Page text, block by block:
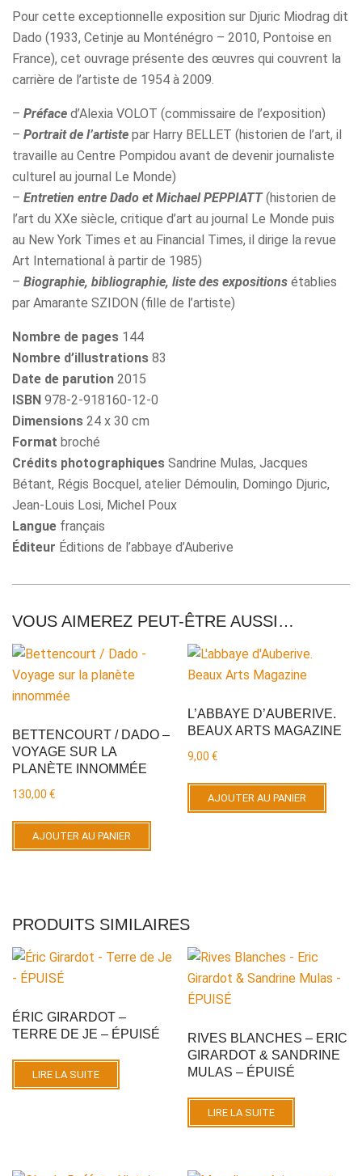
Pour cette exceptionnelle exposition sur Djuric Miodrag dit
Dado (1933, Cetinje au Monténégro – 2010, Pontoise en
France), cet ouvrage présente des œuvres qui couvrent la
carrière de l’artiste de 1954 à 2009.
– Préface d’Alexia VOLOT (commissaire de l’exposition)
– Portrait de l’artiste par Harry BELLET (historien de l’art, il
travaille au Centre Pompidou avant de devenir journaliste
culturel au journal Le Monde)
– Entretien entre Dado et Michael PEPPIATT(historien de
l’art du XXe siècle, critique d’art au journal Le Monde puis
au New York Times et au Financial Times, il dirige la revue
Art International à partir de 1985)
– Biographie, bibliographie, liste des expositions établies
par Amarante SZIDON (fille de l’artiste)
Nombre de pages 144
Nombre d’illustrations 83
Date de parution 2015
ISBN 978-2-918160-12-0
Dimensions 24 x 30 cm
Format broché
Crédits photographiques Sandrine Mulas, Jacques
Bétant, Régis Bocquel, atelier Démoulin, Domingo Djuric,
Jean-Louis Losi, Michel Poux
Langue français
Éditeur Éditions de l’abbaye d’Auberive
VOUS AIMEREZ PEUT-ÊTRE AUSSI…
BETTENCOURT / DADO –
VOYAGE SUR LA
PLANÈTE INNOMMÉE
130,00 €
AJOUTER AU PANIER
L’ABBAYE D’AUBERIVE.
BEAUX ARTS MAGAZINE
9,00€
AJOUTER AU PANIER
PRODUITS SIMILAIRES
ÉRIC GIRARDOT –
TERRE DE JE – ÉPUISÉ
LIRE LA SUITE
RIVES BLANCHES – ERIC
GIRARDOT & SANDRINE
MULAS – ÉPUISÉ
LIRE LA SUITE